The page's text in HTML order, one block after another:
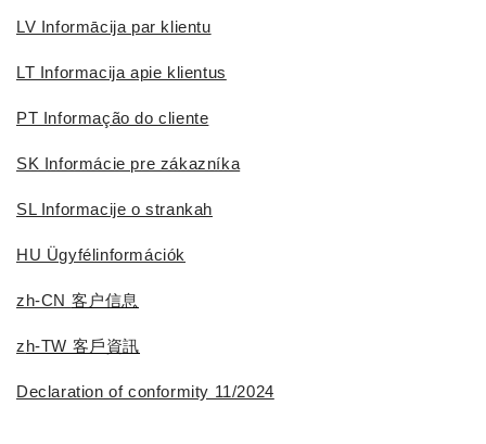
LV Informācija par klientu
LT Informacija apie klientus
PT Informação do cliente
SK Informácie pre zákazníka
SL Informacije o strankah
HU Ügyfélinformációk
zh-CN 客户信息
zh-TW 客戶資訊
Declaration of conformity 11/2024